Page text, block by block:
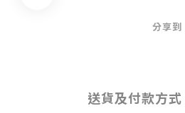
分享到
送貨及付款方式